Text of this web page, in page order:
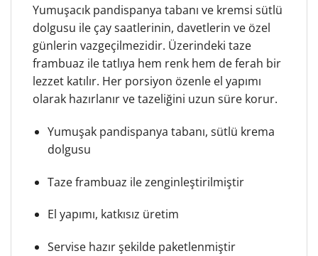
Yumuşacık pandispanya tabanı ve kremsi sütlü
dolgusu ile çay saatlerinin, davetlerin ve özel
günlerin vazgeçilmezidir. Üzerindeki taze
frambuaz ile tatlıya hem renk hem de ferah bir
lezzet katılır. Her porsiyon özenle el yapımı
olarak hazırlanır ve tazeliğini uzun süre korur.
Yumuşak pandispanya tabanı, sütlü krema
dolgusu
Taze frambuaz ile zenginleştirilmiştir
El yapımı, katkısız üretim
Servise hazır şekilde paketlenmiştir